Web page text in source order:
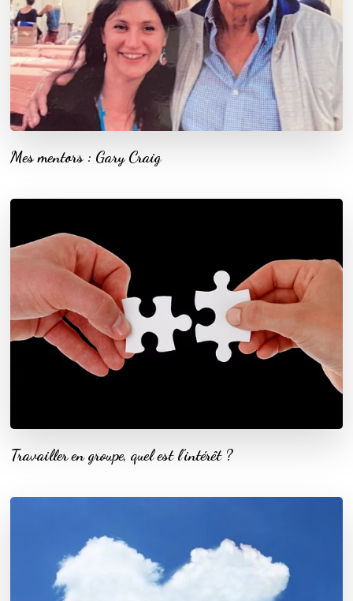
Mes mentors : Gary Craig
Travailler en groupe, quel est l’intérêt ?